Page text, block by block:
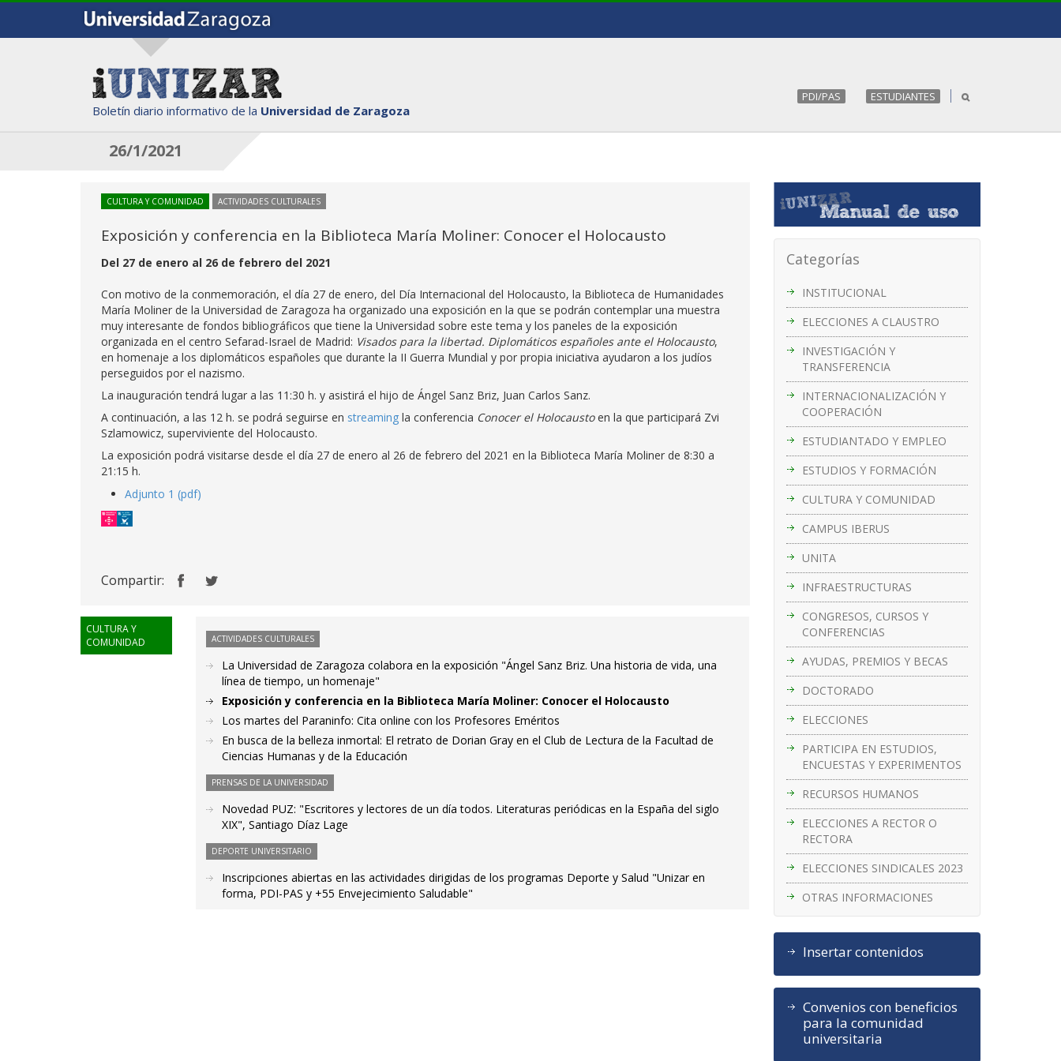
Boletín diario informativo de la Universidad de Zaragoza
PDI/PAS ESTUDIANTES
26/1/2021
Categorías
INSTITUCIONAL
ELECCIONES A CLAUSTRO
INVESTIGACIÓN Y
TRANSFERENCIA
INTERNACIONALIZACIÓN Y
COOPERACIÓN
ESTUDIANTADO Y EMPLEO
ESTUDIOS Y FORMACIÓN
CULTURA Y COMUNIDAD
CAMPUS IBERUS
UNITA
INFRAESTRUCTURAS
CONGRESOS, CURSOS Y
CONFERENCIAS
AYUDAS, PREMIOS Y BECAS
DOCTORADO
ELECCIONES
PARTICIPA EN ESTUDIOS,
ENCUESTAS Y EXPERIMENTOS
RECURSOS HUMANOS
ELECCIONES A RECTOR O
RECTORA
ELECCIONES SINDICALES 2023
OTRAS INFORMACIONES
Insertar contenidos
Convenios con beneficios
para la comunidad
universitaria
CULTURA Y COMUNIDAD ACTIVIDADES CULTURALES
Exposición y conferencia en la Biblioteca María Moliner: Conocer el Holocausto
Del 27 de enero al 26 de febrero del 2021
Con motivo de la conmemoración, el día 27 de enero, del Día Internacional del Holocausto, la Biblioteca de Humanidades
María Moliner de la Universidad de Zaragoza ha organizado una exposición en la que se podrán contemplar una muestra
muy interesante de fondos bibliográficos que tiene la Universidad sobre este tema y los paneles de la exposición
organizada en el centro Sefarad-Israel de Madrid: Visados para la libertad. Diplomáticos españoles ante el Holocausto,
en homenaje a los diplomáticos españoles que durante la II Guerra Mundial y por propia iniciativa ayudaron a los judíos
perseguidos por el nazismo.
La inauguración tendrá lugar a las 11:30 h. y asistirá el hijo de Ángel Sanz Briz, Juan Carlos Sanz.
A continuación, a las 12 h. se podrá seguirse en streaming la conferencia Conocer el Holocaustoen la que participará Zvi
Szlamowicz, superviviente del Holocausto.
La exposición podrá visitarse desde el día 27 de enero al 26 de febrero del 2021 en la Biblioteca María Moliner de 8:30 a
21:15 h.
Adjunto 1 (pdf)
Compartir:
CULTURA Y
COMUNIDAD
ACTIVIDADES CULTURALES
La Universidad de Zaragoza colabora en la exposición "Ángel Sanz Briz. Una historia de vida, una
línea de tiempo, un homenaje"
Exposición y conferencia en la Biblioteca María Moliner: Conocer el Holocausto
Los martes del Paraninfo: Cita online con los Profesores Eméritos
En busca de la belleza inmortal: El retrato de Dorian Gray en el Club de Lectura de la Facultad de
Ciencias Humanas y de la Educación
PRENSAS DE LA UNIVERSIDAD
Novedad PUZ: "Escritores y lectores de un día todos. Literaturas periódicas en la España del siglo
XIX", Santiago Díaz Lage
DEPORTE UNIVERSITARIO
Inscripciones abiertas en las actividades dirigidas de los programas Deporte y Salud "Unizar en
forma, PDI-PAS y +55 Envejecimiento Saludable"